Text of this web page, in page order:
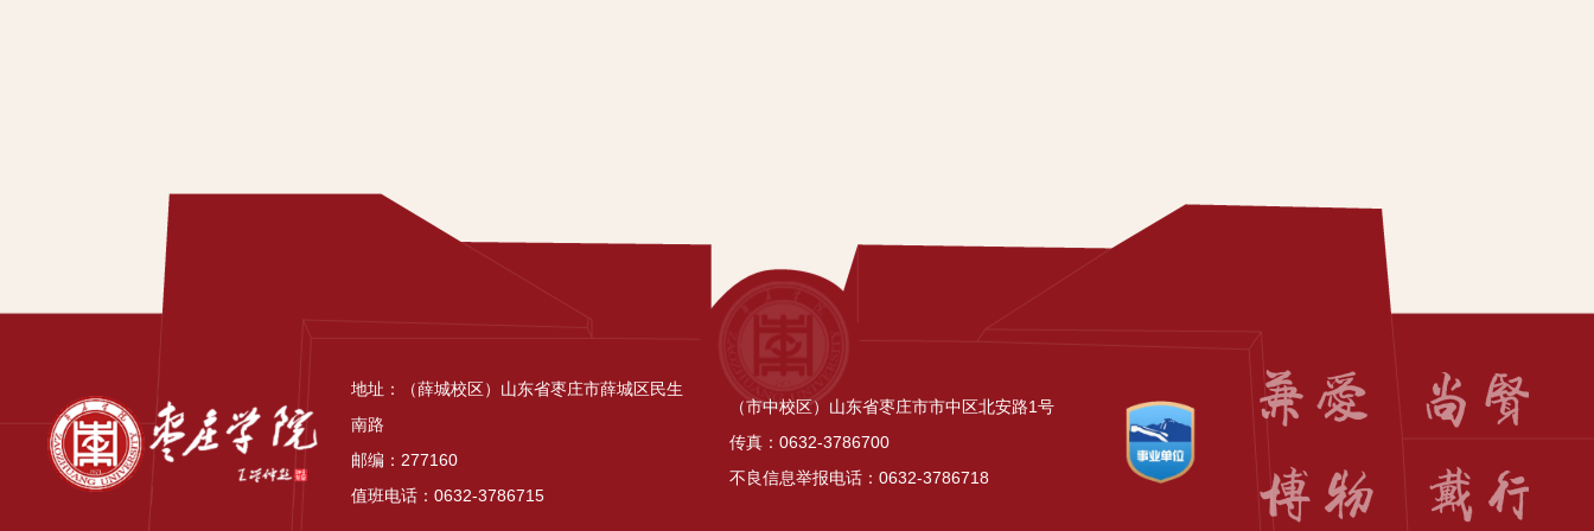
地址：（薛城校区）山东省枣庄市薛城区民生
南路
邮编：277160
值班电话：0632-3786715
（市中校区）山东省枣庄市市中区北安路1号
传真：0632-3786700
不良信息举报电话：0632-3786718